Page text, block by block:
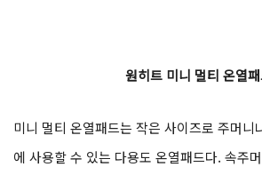
원히트 미니 멀티 온열
미니 멀티 온열패드는 작은 사이즈로 주머니
에 사용할 수 있는 다용도 온열패드다. 속주